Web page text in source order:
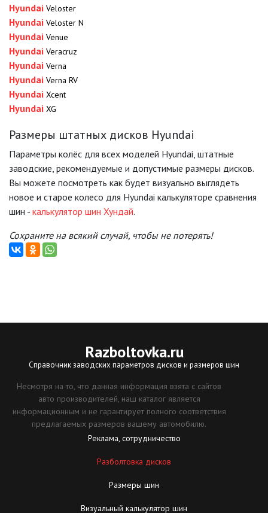
Hyundai Veloster
Hyundai Veloster N
Hyundai Venue
Hyundai Veracruz
Hyundai Verna
Hyundai Verna RV
Hyundai Xcent
Hyundai XG
Размеры штатных дисков Hyundai
Параметры колёс для всех моделей Hyundai, штатные
заводские, рекомендуемые и допустимые размеры дисков.
Вы можете посмотреть как будет визуально выглядеть
новое и старое колесо для Hyundai калькуляторе сравнения
шин - калькулятор шин Хундай.
Сохраните на всякий случай, чтобы не потерять!
Razboltovka.ru
Справочник заводских параметров дисков и размеров шин
Несмотря на то, что данная информация взята с сайтов
авто производителей, наш каталог является
информационным и не гарантирует полного соответствия
предлагаемых размеров вашему автомобилю.
Реклама, сотрудничество
Разболтовка дисков
Размеры шин
Визуальный калькулятор шин